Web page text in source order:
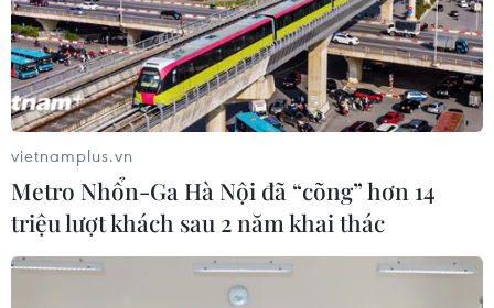
15/11/2021 07:00
Suntech Engineering đặt tại Dalseong-gun, Daegu-si
(Hàn Quốc), là doanh nghiệp thuộc Cụm Công nghiệp
Nước Quốc gia chuyên cung cấp các giải pháp để
kiểm soát chất lượng nước máy.
vietnamplus.vn
Metro Nhổn-Ga Hà Nội đã “cõng” hơn 14
triệu lượt khách sau 2 năm khai thác